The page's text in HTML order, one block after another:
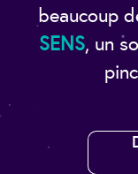
beaucoup
SENS, un